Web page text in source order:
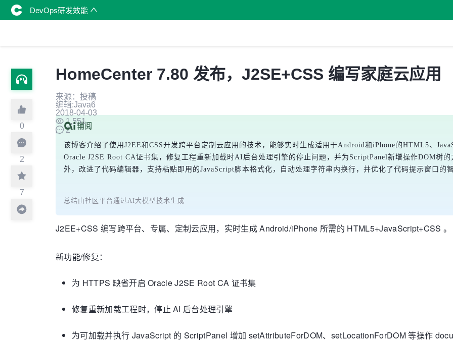
DevOps研发效能
0
2
7
HomeCenter 7.80 发布，J2SE+CSS 编写家庭云应用
来源：投稿
编辑:Java6
2018-04-03
1,551
2
该博客介绍了使用J2EE和CSS开发跨平台定制云应用的技术，能够实时生成适用于Android和iPhone的HTML5、
Oracle J2SE Root CA证书集，修复工程重新加载时AI后台处理引擎的停止问题，并为ScriptPanel新增操作DOM树
外，改进了代码编辑器，支持粘贴即用的JavaScript脚本格式化，自动处理字符串内换行，并优化了代码提示窗口的
总结由社区平台通过AI大模型技术生成
J2EE+CSS 编写跨平台、专属、定制云应用，实时生成 Android/iPhone 所需的 HTML5+JavaScript+CSS 。
新功能/修复：
为 HTTPS 缺省开启 Oracle J2SE Root CA 证书集
修复重新加载工程时，停止 AI 后台处理引擎
为可加载并执行 JavaScript 的 ScriptPanel 增加 setAttributeForDOM、setLocationForDOM 等操作